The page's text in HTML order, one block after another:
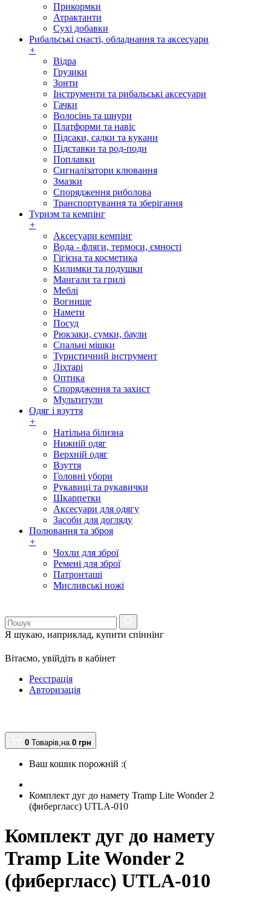
Прикормки
Атрактанти
Сухі добавки
Рибальські снасті, обладнання та аксесуари
+
Відра
Грузики
Зонти
Інструменти та рибальські аксесуари
Гачки
Волосінь та шнури
Платформи та навіс
Підсаки, садки та кукани
Підставки та род-поди
Поплавки
Сигналізатори клювання
Змазки
Спорядження риболова
Транспортування та зберігання
Туризм та кемпінг
+
Аксесуари кемпінг
Вода - фляги, термоси, ємності
Гігієна та косметика
Килимки та подушки
Мангали та грилі
Меблі
Вогнище
Намети
Посуд
Рюкзаки, сумки, баули
Спальні мішки
Туристичний інструмент
Ліхтарі
Оптика
Спорядження та захист
Мультитули
Одяг і взуття
+
Натільна білизна
Нижній одяг
Верхній одяг
Взуття
Головні убори
Рукавиці та рукавички
Шкарпетки
Аксесуари для одягу
Засоби для догляду
Полювання та зброя
+
Чохли для зброї
Ремені для зброї
Патронташі
Мисливські ножі
Я шукаю, наприклад, купити спіннінг
Вітаємо, увійдіть в кабінет
Реєстрація
Авторизація
0 Товарів,на 0 грн
Ваш кошик порожній :(
Комплект дуг до намету Tramp Lite Wonder 2
(фибергласс) UTLA-010
Комплект дуг до намету
Tramp Lite Wonder 2
(фибергласс) UTLA-010